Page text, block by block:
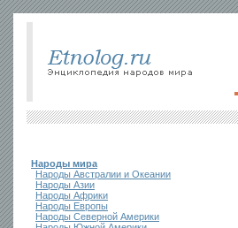
Народы мира
Народы Австралии и Океании
Народы Азии
Народы Африки
Народы Европы
Народы Северной Америки